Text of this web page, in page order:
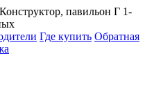
павильон Г 1-
Где купить Обратная